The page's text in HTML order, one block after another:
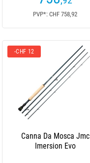
PVP*: CHF 758,92
-CHF 12
Canna Da Mosca Jmc
Imersion Evo